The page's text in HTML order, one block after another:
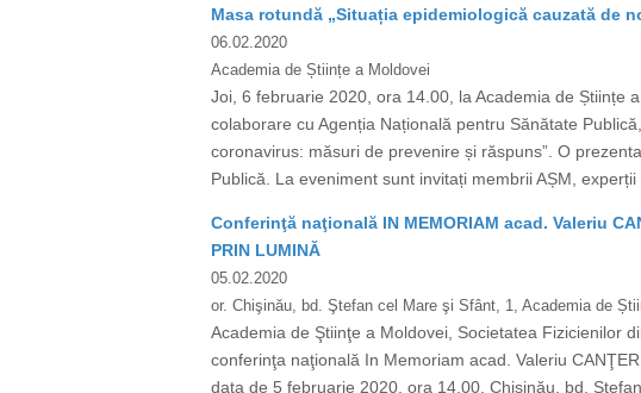
Masa rotundă „Situația epidemiologică cauzată de
06.02.2020
Academia de Științe a Moldovei
Joi, 6 februarie 2020, ora 14.00, la Academia de Științe
colaborare cu Agenția Națională pentru Sănătate
coronavirus: măsuri de prevenire și răspuns”. O
Publică. La eveniment sunt invitați membrii AȘM,
Conferinţă naţională IN MEMORIAM acad. Valeriu
PRIN LUMINĂ
05.02.2020
or. Chişinău, bd. Ştefan cel Mare şi Sfânt, 1, Academia de
Academia de Ştiinţe a Moldovei, Societatea Fizicienilor
conferinţa naţională In Memoriam acad. Valeriu
data de 5 februarie 2020, ora 14.00, Chișinău, bd.